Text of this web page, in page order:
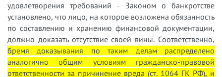
удовлетворения требований - Законом о банкротстве
установлено, что лицо, на которое возложена обязанность
по составлению и хранению финансовой документации,
должно доказать отсутствие своей вины. Соответственно,
бремя доказывания по таким делам распределено
аналогично общим условиям гражданско-правовой
ответственности за причинение вреда (ст. 1064 ГК РФ), и